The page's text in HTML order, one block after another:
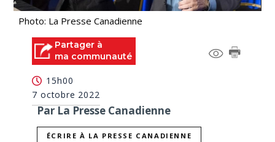
Photo: La Presse Canadienne
Partager à
ma communauté
15h00
7 octobre 2022
Par La Presse Canadienne
ÉCRIRE À LA PRESSE CANADIENNE